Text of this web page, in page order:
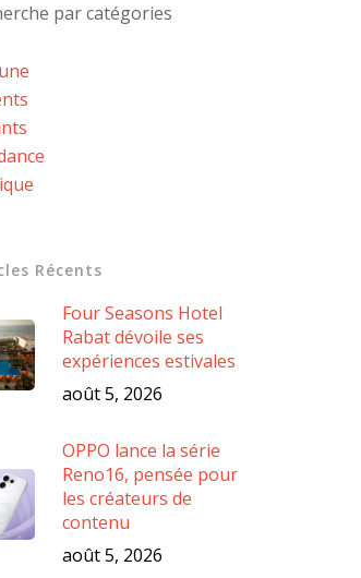
par catégories
Récents
Four Seasons Hotel
Rabat dévoile ses
expériences estivales
août 5, 2026
OPPO lance la série
Reno16, pensée pour
les créateurs de
contenu
août 5, 2026